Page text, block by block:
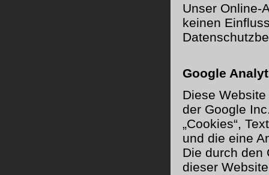
Unser Online-
keinen
Google
Diese
der Google
„Cookies“,
und die eine
Die durch den
dieser